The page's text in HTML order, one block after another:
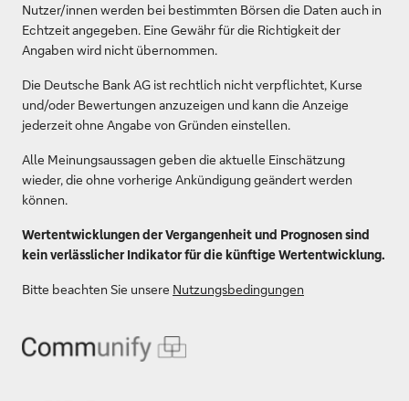
Nutzer/innen werden bei bestimmten Börsen die Daten auch in
Echtzeit angegeben. Eine Gewähr für die Richtigkeit der
Angaben wird nicht übernommen.
Die Deutsche Bank AG ist rechtlich nicht verpflichtet, Kurse
und/oder Bewertungen anzuzeigen und kann die Anzeige
jederzeit ohne Angabe von Gründen einstellen.
Alle Meinungsaussagen geben die aktuelle Einschätzung
wieder, die ohne vorherige Ankündigung geändert werden
können.
Wertentwicklungen der Vergangenheit und Prognosen sind
kein verlässlicher Indikator für die künftige Wertentwicklung.
Bitte beachten Sie unsere Nutzungsbedingungen